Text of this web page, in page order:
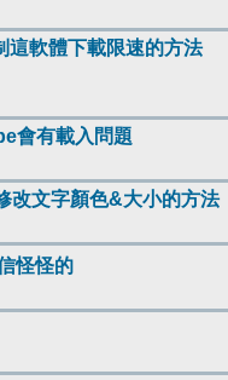
這軟體下載限速的方法
會有載入問題
改文字顏色&大小的方法
怪怪的